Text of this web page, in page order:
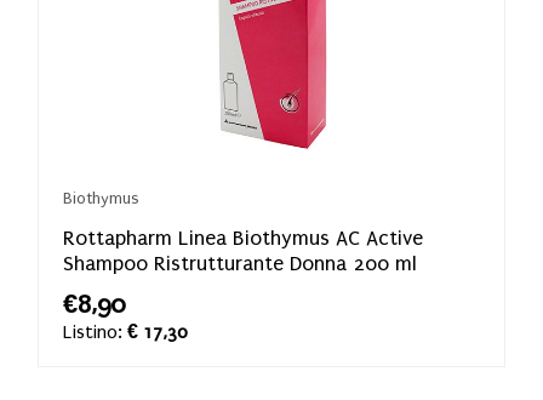
Biothymus
Rottapharm Linea Biothymus AC Active
Shampoo Ristrutturante Donna 200 ml
€8,90
Listino: € 17,30